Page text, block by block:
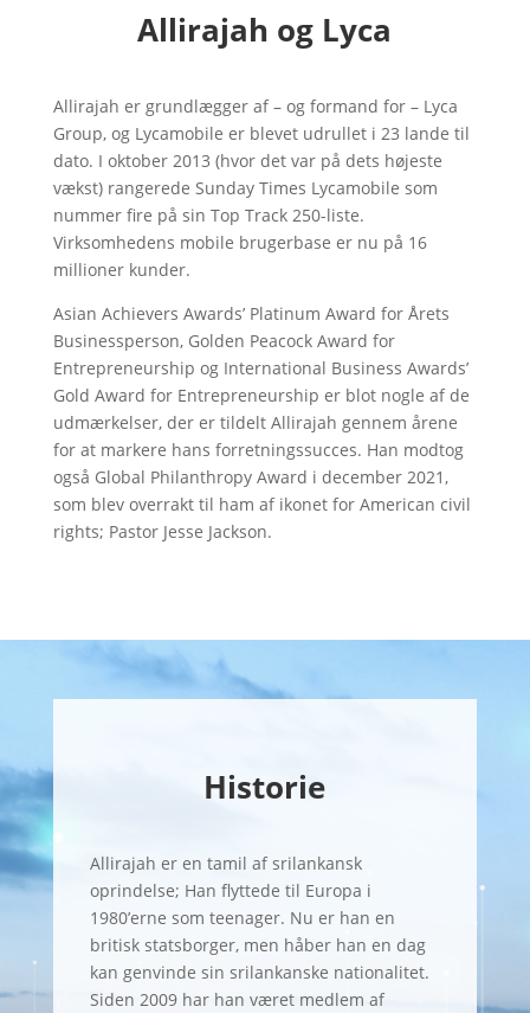
Allirajah og Lyca
Allirajah er grundlægger af – og formand for – Lyca
Group, og Lycamobile er blevet udrullet i 23 lande til
dato. I oktober 2013 (hvor det var på dets højeste
vækst) rangerede Sunday Times Lycamobile som
nummer fire på sin Top Track 250-liste.
Virksomhedens mobile brugerbase er nu på 16
millioner kunder.
Asian Achievers Awards’ Platinum Award for Årets
Businessperson, Golden Peacock Award for
Entrepreneurship og International Business Awards’
Gold Award for Entrepreneurship er blot nogle af de
udmærkelser, der er tildelt Allirajah gennem årene
for at markere hans forretningssucces. Han modtog
også Global Philanthropy Award i december 2021,
som blev overrakt til ham af ikonet for American civil
rights; Pastor Jesse Jackson.
Historie
Allirajah er en tamil af srilankansk
oprindelse; Han flyttede til Europa i
1980’erne som teenager. Nu er han en
britisk statsborger, men håber han en dag
kan genvinde sin srilankanske nationalitet.
Siden 2009 har han været medlem af